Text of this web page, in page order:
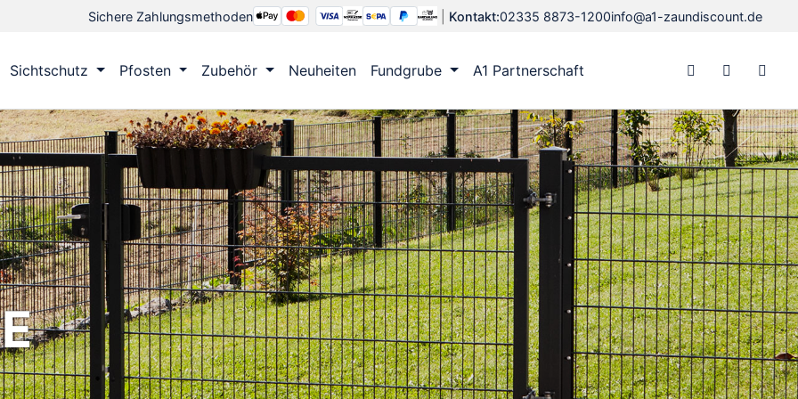
Sichere Zahlungsmethoden Kontakt:02335 8873-1200info@a1-zaundiscount.de
Sichtschutz Pfosten Zubehör Neuheiten Fundgrube A1 Partnerschaft